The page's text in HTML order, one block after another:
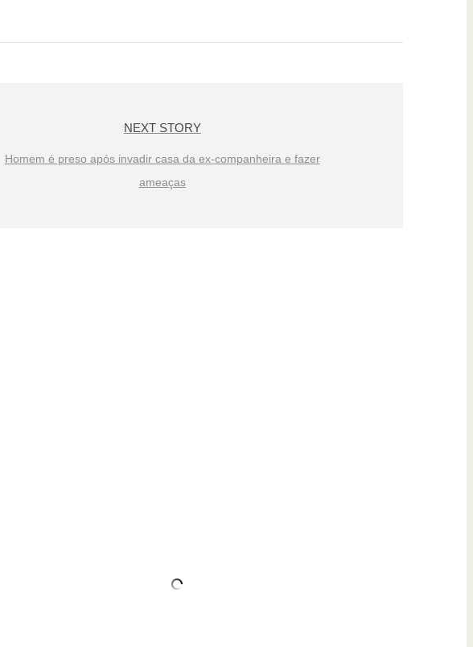
NEXT STORY
Homem é preso após invadir casa da ex-companheira e fazer
ameaças